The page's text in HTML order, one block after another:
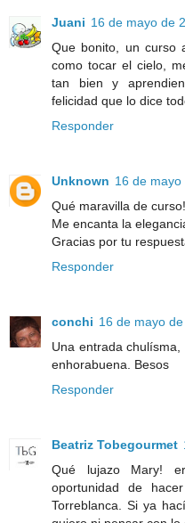
Juani 16 de mayo de
Que bonito, un curso
como tocar el cielo,
tan bien y
felicidad que lo dice
Responder
Unknown 16 de
Qué maravilla de
Me encanta la
Gracias por tu
Responder
conchi 16 de mayo
Una entrada
enhorabuena. Besos
Responder
Beatriz Tobegourmet
Qué lujazo Mary!
oportunidad de
Torreblanca. Si ya